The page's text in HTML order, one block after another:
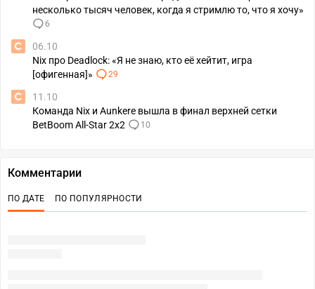
несколько тысяч человек, когда я стримлю то, что я хочу»
6
06.10
Nix про Deadlock: «Я не знаю, кто её хейтит, игра
[офигенная]»
29
11.10
Команда Nix и Aunkere вышла в финал верхней сетки
BetBoom All-Star 2x2
10
Комментарии
ПО ДАТЕ ПО ПОПУЛЯРНОСТИ